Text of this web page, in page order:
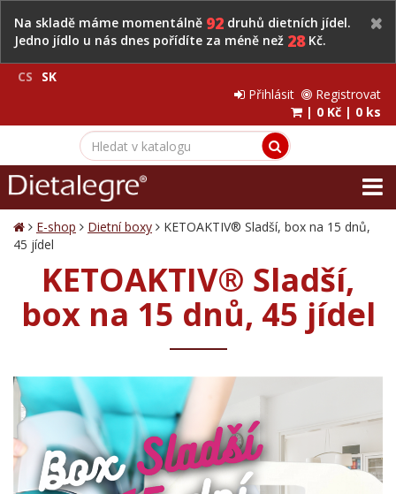
Na skladě máme momentálně 92 druhů dietních jídel.
Jedno jídlo u nás dnes pořídíte za méně než 28Kč.
CS
SK
Přihlásit
Registrovat
| 0 Kč | 0 ks
E-shop Dietní boxy
KETOAKTIV® Sladší, box na 15 dnů,
45 jídel
KETOAKTIV® Sladší,
box na 15 dnů, 45 jídel